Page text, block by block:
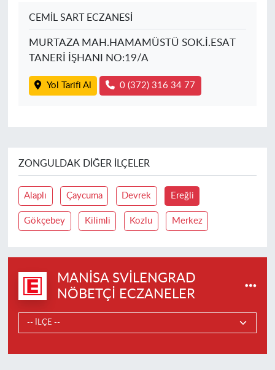
CEMİL SART ECZANESİ
MURTAZA MAH.HAMAMÜSTÜ SOK.İ.ESAT
TANERİ İŞHANI NO:19/A
Yol Tarifi Al 0 (372) 316 34 77
ZONGULDAK DIĞER İLÇELER
Alaplı Çaycuma Devrek Ereğli
Gökçebey Kilimli Kozlu Merkez
MANISA SVILENGRAD
NÖBETÇI ECZANELER